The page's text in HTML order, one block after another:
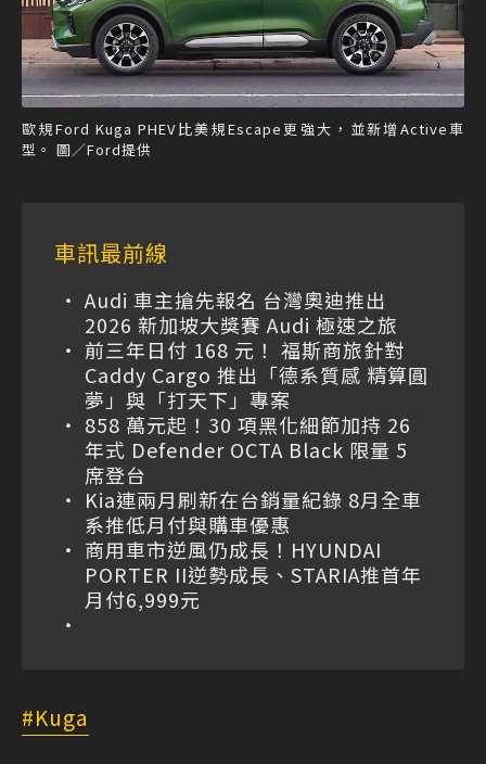
歐規Ford Kuga PHEV比美規Escape更強大，並新增Active車
型。 圖／Ford提供
車訊最前線
Audi 車主搶先報名 台灣奧迪推出
2026 新加坡大獎賽 Audi 極速之旅
前三年日付 168 元！ 福斯商旅針對
Caddy Cargo 推出「德系質感 精算圓
夢」與「打天下」專案
858 萬元起！30 項黑化細節加持 26
年式 Defender OCTA Black 限量 5
席登台
Kia連兩月刷新在台銷量紀錄 8月全車
系推低月付與購車優惠
商用車市逆風仍成長！HYUNDAI
PORTER II逆勢成長、STARIA推首年
月付6,999元
Kuga